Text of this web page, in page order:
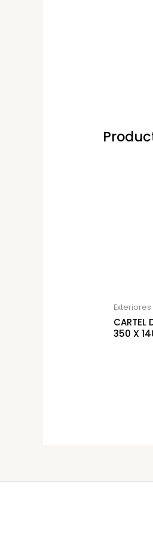
Exteriores
CARTEL
350 X